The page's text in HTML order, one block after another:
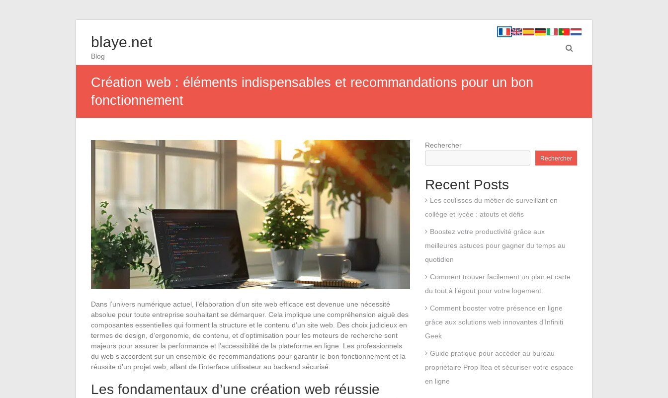
blaye.net
Blog
Création web : éléments indispensables et recommandations pour un bon
fonctionnement
Dans l’univers numérique actuel, l’élaboration d’un site web efficace est devenue une nécessité
absolue pour toute entreprise souhaitant se démarquer. Cela implique une compréhension aiguë des
composantes essentielles qui forment la structure et le contenu d’un site web. Des choix judicieux en
termes de design, d’ergonomie, de contenu, et d’optimisation pour les moteurs de recherche sont
majeurs pour assurer la performance et l’accessibilité de la plateforme en ligne. Les professionnels
du web s’accordent sur un ensemble de recommandations pour garantir le bon fonctionnement et la
réussite d’un projet web, allant de l’interface utilisateur au backend sécurisé.
Les fondamentaux d’une création web réussie
Rechercher
Rechercher
Recent Posts
Les coulisses du métier de surveillant en
collège et lycée : atouts et défis
Boostez votre productivité grâce aux
meilleures astuces pour gagner du temps au
quotidien
Comment trouver facilement un plan et carte
du tout à l’égout pour votre logement
Comment booster votre présence en ligne
grâce aux solutions web innovantes d’Infiniti
Geek
Guide pratique pour accéder au bureau
propriétaire Prop Itea et sécuriser votre espace
en ligne